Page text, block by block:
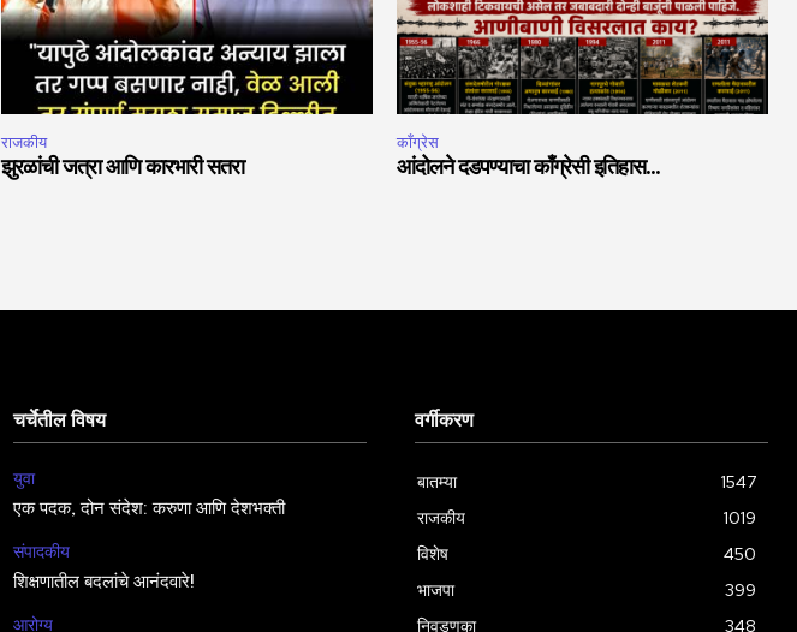
राजकीय
झुरळांची जत्रा आणि कारभारी सतरा
काँग्रेस
आंदोलने दडपण्याचा काँग्रेसी इतिहास…
चर्चेतील विषय
युवा
एक पदक, दोन संदेश: करुणा आणि देशभक्ती
संपादकीय
शिक्षणातील बदलांचे आनंदवारे!
आरोग्य
वर्गीकरण
बातम्या
1547
राजकीय
1019
विशेष
450
भाजपा
399
निवडणुका
348